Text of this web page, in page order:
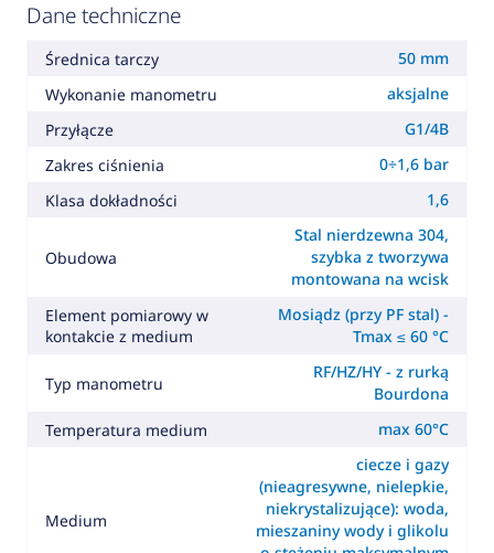
Dane techniczne
Średnica tarczy
50 mm
Wykonanie manometru
aksjalne
Przyłącze
G1/4B
Zakres ciśnienia
0÷1,6 bar
Klasa dokładności
1,6
Obudowa
Stal nierdzewna 304,
szybka z tworzywa
montowana na wcisk
Element pomiarowy w
kontakcie z medium
Mosiądz (przy PF stal) -
Tmax ≤ 60 °C
Typ manometru
RF/HZ/HY - z rurką
Bourdona
Temperatura medium
max 60°C
Medium
ciecze i gazy
(nieagresywne, nielepkie,
niekrystalizujące): woda,
mieszaniny wody i glikolu